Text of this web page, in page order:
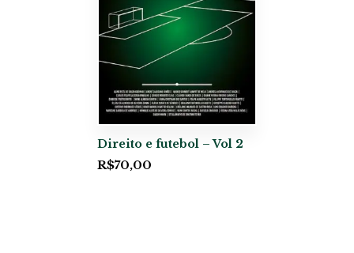
Direito e futebol – Vol 2
R$70,00